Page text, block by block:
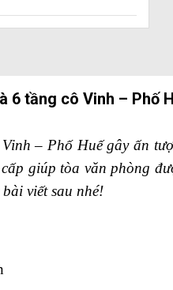
6 tầng cô Vinh – Phố
– Phố Huế gây ấn
giúp tòa văn phòng
viết sau nhé!